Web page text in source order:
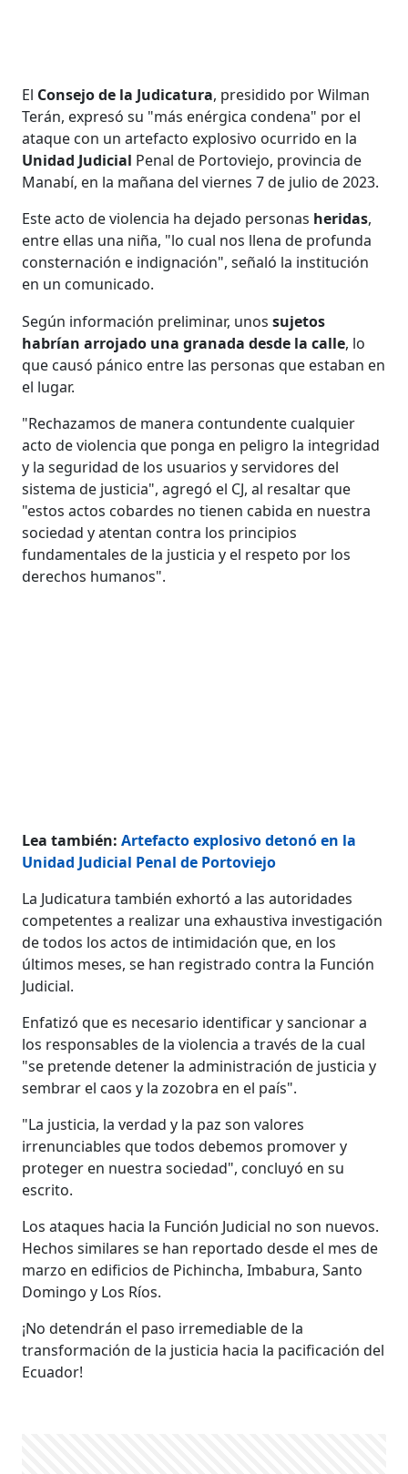
El Consejo de la Judicatura, presidido por Wilman
Terán, expresó su "más enérgica condena" por el
ataque con un artefacto explosivo ocurrido en la
Unidad Judicial Penal de Portoviejo, provincia de
Manabí, en la mañana del viernes 7 de julio de 2023.
Este acto de violencia ha dejado personas heridas,
entre ellas una niña, "lo cual nos llena de profunda
consternación e indignación", señaló la institución
en un comunicado.
Según información preliminar, unossujetos
habrían arrojado una granada desde la calle, lo
que causó pánico entre las personas que estaban en
el lugar.
"Rechazamos de manera contundente cualquier
acto de violencia que ponga en peligro la integridad
y la seguridad de los usuarios y servidores del
sistema de justicia", agregó el CJ, al resaltar que
"estos actos cobardes no tienen cabida en nuestra
sociedad y atentan contra los principios
fundamentales de la justicia y el respeto por los
derechos humanos".
Lea también:Artefacto explosivo detonó en la
Unidad Judicial Penal de Portoviejo
La Judicatura también exhortó a las autoridades
competentes a realizar una exhaustiva investigación
de todos los actos de intimidación que, en los
últimos meses, se han registrado contra la Función
Judicial.
Enfatizó que es necesario identificar y sancionar a
los responsables de la violencia a través de la cual
"se pretende detener la administración de justicia y
sembrar el caos y la zozobra en el país".
"La justicia, la verdad y la paz son valores
irrenunciables que todos debemos promover y
proteger en nuestra sociedad", concluyó en su
escrito.
Los ataques hacia la Función Judicial no son nuevos.
Hechos similares se han reportado desde el mes de
marzo en edificios de Pichincha, Imbabura, Santo
Domingo y Los Ríos.
¡No detendrán el paso irremediable de la
transformación de la justicia hacia la pacificación del
Ecuador!